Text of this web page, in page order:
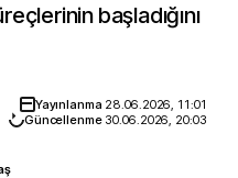
başladığını
Yayınlanma 28.06.2026, 11:01
Güncellenme 30.06.2026, 20:03